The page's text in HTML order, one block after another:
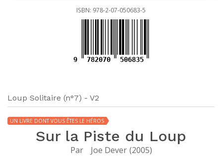
ISBN: 978-2-07-050683-5
9 782070 506835
Loup Solitaire (n°7) - V2
UN LIVRE DONT VOUS ÊTES LE HÉROS
Sur la Piste du Loup
Par Joe Dever (2005)